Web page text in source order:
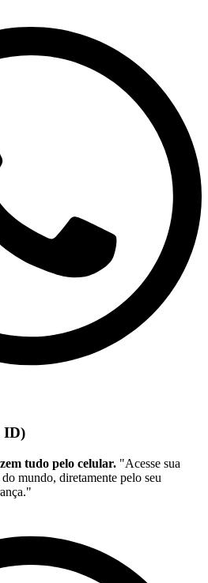
ID)
tudo pelo celular. "Acesse sua
mundo, diretamente pelo seu